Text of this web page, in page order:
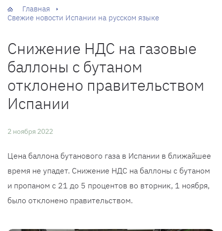
Главная
Свежие новости Испании на русском языке
Снижение НДС на газовые
баллоны с бутаном
отклонено правительством
Испании
2 ноября 2022
Цена баллона бутанового газа в Испании в ближайшее
время не упадет. Снижение НДС на баллоны с бутаном
и пропаном с 21 до 5 процентов во вторник, 1 ноября,
было отклонено правительством.